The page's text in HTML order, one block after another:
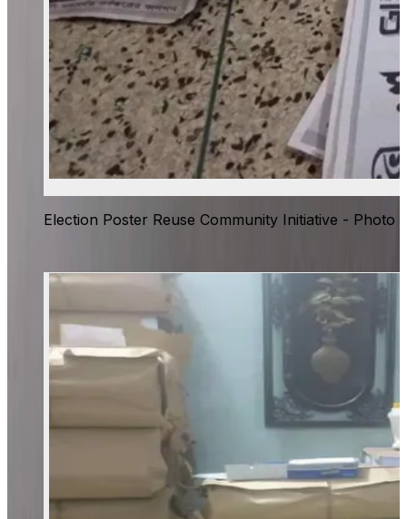
Election Poster Reuse Community Initiative - Photo